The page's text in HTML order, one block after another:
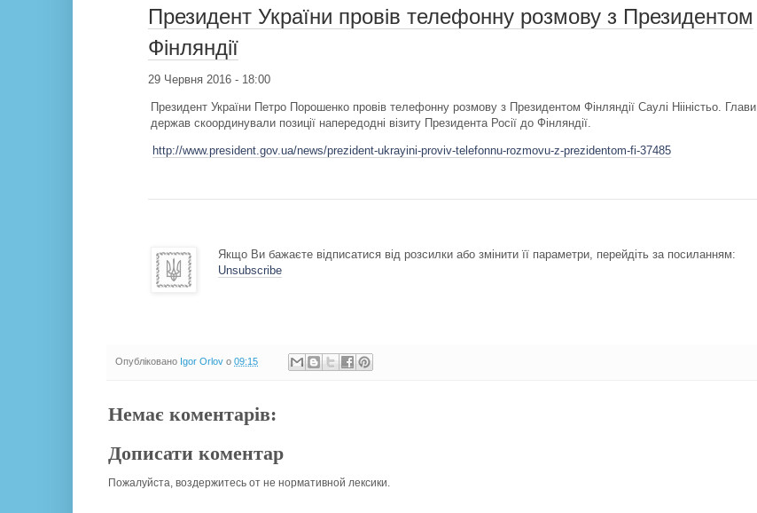
Президент України провів телефонну розмову з Президентом
Фінляндії
29 Червня 2016 - 18:00
Президент України Петро Порошенко провів телефонну розмову з Президентом Фінляндії Саулі Нііністьо. Глави
держав скоординували позиції напередодні візиту Президента Росії до Фінляндії.
http://www.president.gov.ua/news/prezident-ukrayini-proviv-telefonnu-rozmovu-z-prezidentom-fi-37485
Якщо Ви бажаєте відписатися від розсилки або змінити її параметри, перейдіть за посиланням:
Unsubscribe
Опубліковано Igor Orlov о 09:15
Немає коментарів:
Дописати коментар
Пожалуйста, воздержитесь от не нормативной лексики.